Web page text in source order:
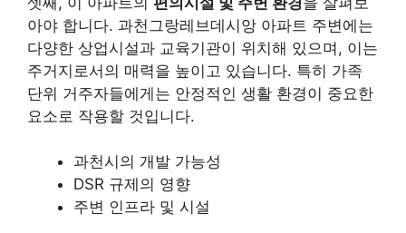
아야 합니다. 과천그랑레브데시앙 아파트 주변에는
다양한 상업시설과 교육기관이 위치해 있으며, 이는
주거지로서의 매력을 높이고 있습니다. 특히 가족
단위 거주자들에게는 안정적인 생활 환경이 중요한
요소로 작용할 것입니다.
과천시의 개발 가능성
DSR 규제의 영향
주변 인프라 및 시설